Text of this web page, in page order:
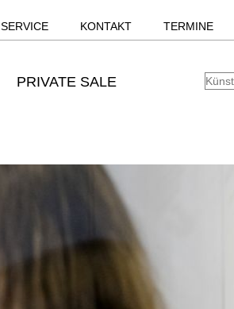
SERVICE KONTAKT TERMINE
PRIVATE SALE